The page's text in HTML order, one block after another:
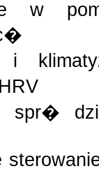
w
i
spr�